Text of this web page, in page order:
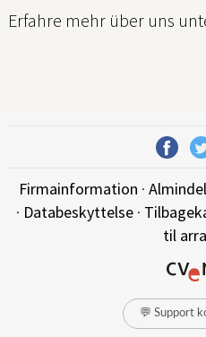
Erfahre mehr über uns
Firmainformation ·
· Databeskyttelse ·
til
💬 Support